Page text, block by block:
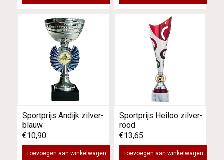
Sportprijs Andijk zilver-
blauw
€10,90
Toevoegen aan winkelwagen
Sportprijs Heiloo zilver-
rood
€13,65
Toevoegen aan winkelwagen